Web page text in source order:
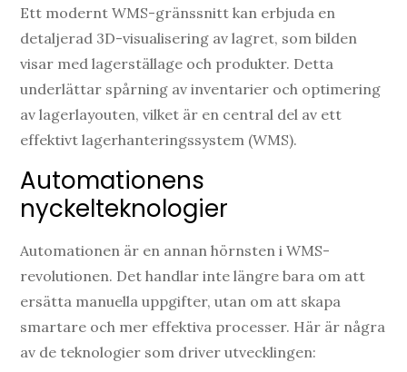
Ett modernt WMS-gränssnitt kan erbjuda en
detaljerad 3D-visualisering av lagret, som bilden
visar med lagerställage och produkter. Detta
underlättar spårning av inventarier och optimering
av lagerlayouten, vilket är en central del av ett
effektivt lagerhanteringssystem (WMS).
Automationens
nyckelteknologier
Automationen är en annan hörnsten i WMS-
revolutionen. Det handlar inte längre bara om att
ersätta manuella uppgifter, utan om att skapa
smartare och mer effektiva processer. Här är några
av de teknologier som driver utvecklingen: